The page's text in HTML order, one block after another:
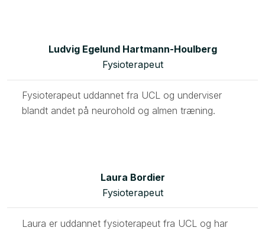
Ludvig Egelund Hartmann-Houlberg
Fysioterapeut
Fysioterapeut uddannet fra UCL og underviser
blandt andet på neurohold og almen træning.
Laura Bordier
Fysioterapeut
Laura er uddannet fysioterapeut fra UCL og har